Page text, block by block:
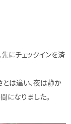
にチェックインを済
は違い、夜は静か
になりました。